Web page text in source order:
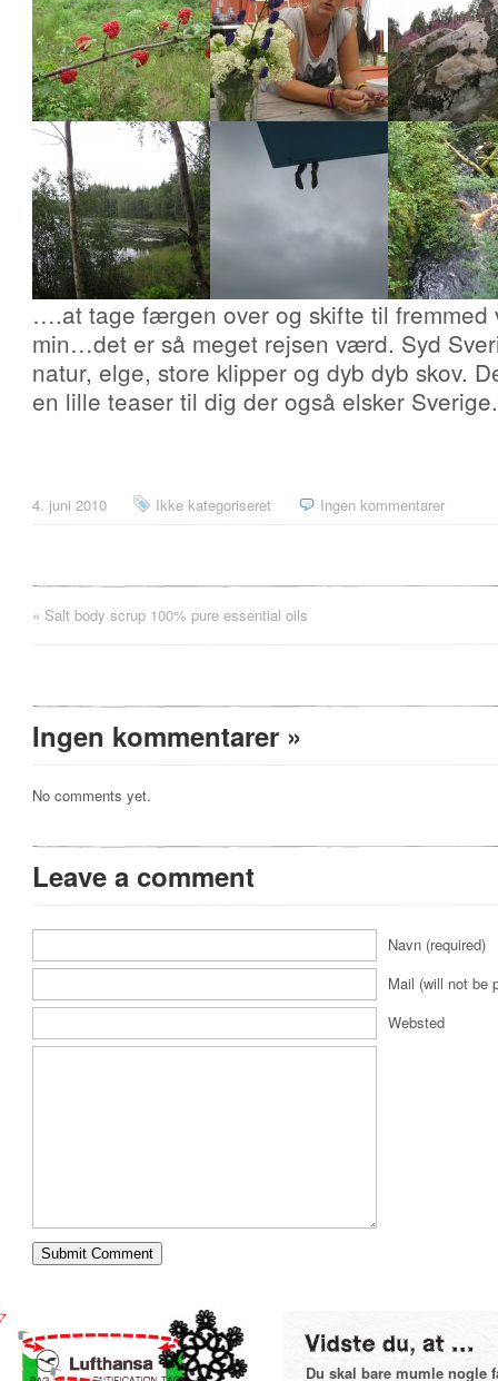
….at tage færgen over og skifte til
min…det er så meget rejsen værd. Syd
natur, elge, store klipper og dyb dyb skov.
en lille teaser til dig der også elsker Sverige.
4. juni 2010 Ikke kategoriseret Ingen kommentarer
« Salt body scrup 100% pure essential oils
Ingen kommentarer »
No comments yet.
Leave a comment
Navn (required)
Mail (will not be
Websted
Du skal bare mumle nogle